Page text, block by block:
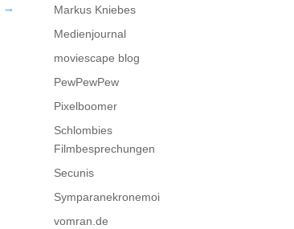
→
Markus Kniebes
Medienjournal
moviescape blog
PewPewPew
Pixelboomer
Schlombies
Filmbesprechungen
Secunis
Symparanekronemoi
vomran.de